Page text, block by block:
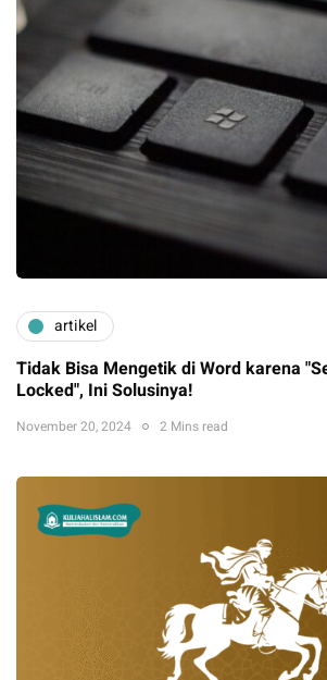
artikel
Tidak Bisa Mengetik di Word karena
Locked", Ini Solusinya!
November 20, 2024 2 Mins read